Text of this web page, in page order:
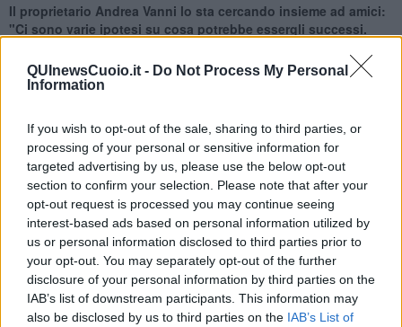
QUInewsCuoio.it - Do Not Process My Personal
Information
If you wish to opt-out of the sale, sharing to third parties, or
processing of your personal or sensitive information for
targeted advertising by us, please use the below opt-out
section to confirm your selection. Please note that after your
opt-out request is processed you may continue seeing
interest-based ads based on personal information utilized by
us or personal information disclosed to third parties prior to
your opt-out. You may separately opt-out of the further
disclosure of your personal information by third parties on the
IAB’s list of downstream participants. This information may
also be disclosed by us to third parties on the IAB’s List of
Il proprietario Andrea Vanni lo sta cercando insieme ad amici:
"Ci sono varie ipotesi su cosa potrebbe essergli successi.
SAN MINIATO —Non vede il suoBossda martedì scorso ma
Andrea Vanni
non si è dato per vinto: "Sono ancora a cercarlo,
insieme a degli amici. Boss è scappato dal cancello. Adesso lo
stiamo cercando nella zona di San quintino, Corniano, Marzana e
Usignano".
Vanni non si è fatto illusioni e ha elencato una serie dipossibili
situazioniche potrebbero essere successe al suo amato cane: "Le
mie ipotesi sono diverse: che abbia mangiato unboccone
avvelenato, ce ne sono moltissimi in questa zona, oppure che sia